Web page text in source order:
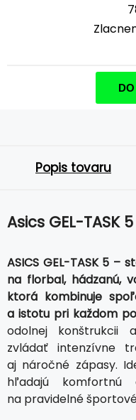
Popis tovaru
Asics GEL-
ASICS GEL-TASK 5 –
na florbal, hádzanú,
ktorá kombinuje
a istotu pri každom
odolnej konštrukcii
zvládať intenzívne
aj náročné zápasy.
hľadajú komfortnú
na pravidelné